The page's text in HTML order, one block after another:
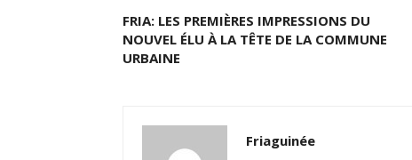
FRIA: LES PREMIÈRES IMPRESSIONS DU
NOUVEL ÉLU À LA TÊTE DE LA COMMUNE
URBAINE
Friaguinée